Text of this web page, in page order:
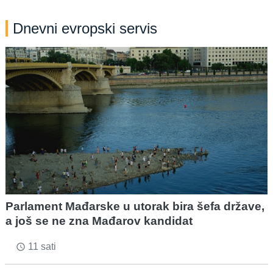
Dnevni evropski servis
Parlament Mađarske u utorak bira šefa države,
a još se ne zna Mađarov kandidat
access_time 11 sati